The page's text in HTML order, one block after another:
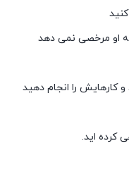
او مرخصی نمی دهد
و کارهایش را انجام دهید
کرده اید.